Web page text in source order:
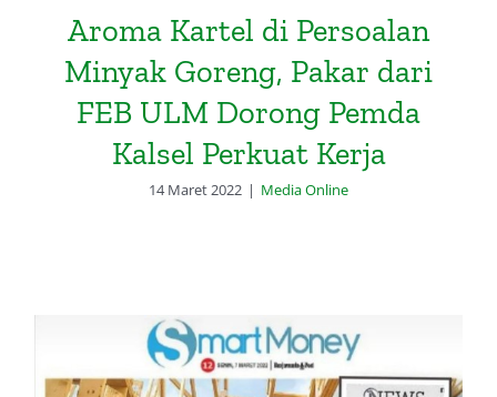
Aroma Kartel di Persoalan
Minyak Goreng, Pakar dari
FEB ULM Dorong Pemda
Kalsel Perkuat Kerja
14 Maret 2022 | Media Online